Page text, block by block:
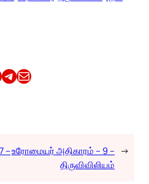
Share this article on TelegramEmail this Article
–உரோமையர் அதிகாரம் – 9 –
திருவிவிலியம்
→